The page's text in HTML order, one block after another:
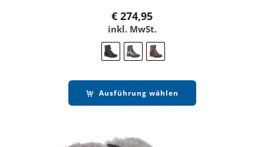
€ 274,95
inkl. MwSt.
Ausführung wählen